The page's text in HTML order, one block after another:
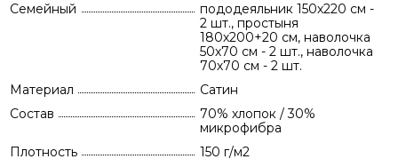
Семейный
пододеяльник 150х220 см -
2 шт., простыня
180х200+20 см, наволочка
50х70 см - 2 шт., наволочка
70х70 см - 2 шт.
Материал
Сатин
Состав
70% хлопок / 30%
микрофибра
Плотность
150 г/м2